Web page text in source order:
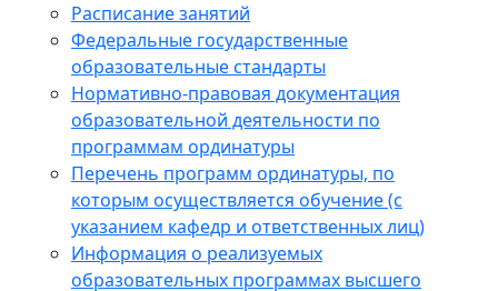
Расписание занятий
Федеральные государственные
образовательные стандарты
Нормативно-правовая документация
образовательной деятельности по
программам ординатуры
Перечень программ ординатуры, по
которым осуществляется обучение (с
указанием кафедр и ответственных лиц)
Информация о реализуемых
образовательных программах высшего